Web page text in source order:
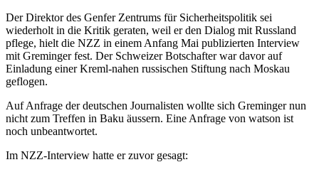
Der Direktor des Genfer Zentrums für Sicherheitspolitik sei
wiederholt in die Kritik geraten, weil er den Dialog mit Russland
pflege, hielt die NZZ in einem Anfang Mai publizierten Interview
mit Greminger fest. Der Schweizer Botschafter war davor auf
Einladung einer Kreml-nahen russischen Stiftung nach Moskau
geflogen.
Auf Anfrage der deutschen Journalisten wollte sich Greminger nun
nicht zum Treffen in Baku äussern. Eine Anfrage von watson ist
noch unbeantwortet.
Im NZZ-Interview hatte er zuvor gesagt: